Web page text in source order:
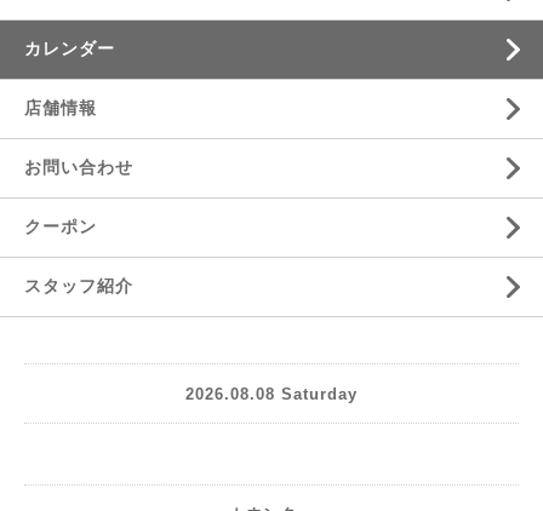
カレンダー
店舗情報
お問い合わせ
クーポン
スタッフ紹介
2026.08.08 Saturday